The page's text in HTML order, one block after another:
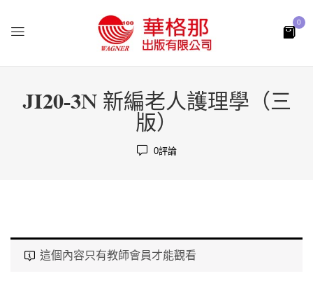
0
JI20-3N 新編老人護理學（三
版）
0評論
這個內容只有教師會員才能觀看